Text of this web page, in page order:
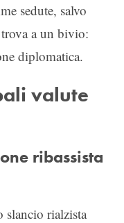
sedute, salvo
a un bivio:
diplomatica.
valute
ribassista
slancio rialzista